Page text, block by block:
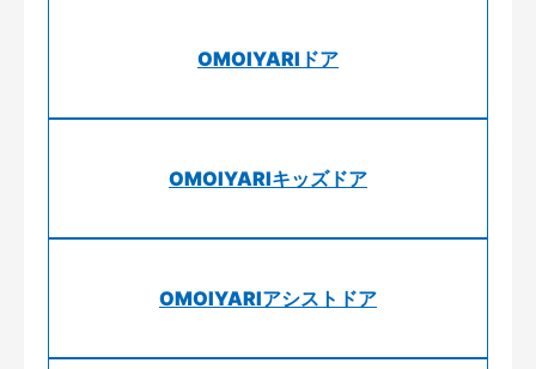
OMOIYARIドア
OMOIYARIキッズドア
OMOIYARIアシストドア